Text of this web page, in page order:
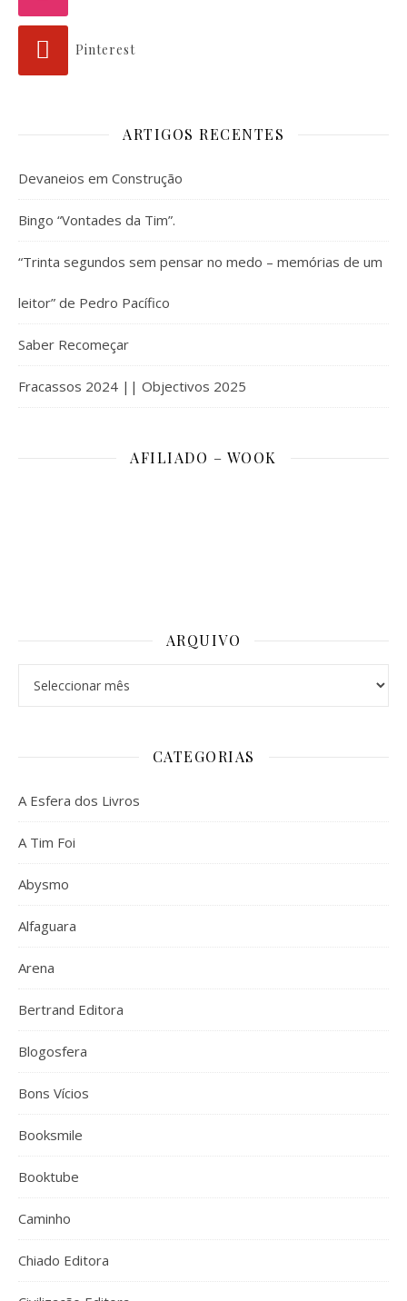
Pinterest
ARTIGOS RECENTES
Devaneios em Construção
Bingo “Vontades da Tim”.
“Trinta segundos sem pensar no medo – memórias de um
leitor” de Pedro Pacífico
Saber Recomeçar
Fracassos 2024 || Objectivos 2025
AFILIADO – WOOK
ARQUIVO
CATEGORIAS
A Esfera dos Livros
A Tim Foi
Abysmo
Alfaguara
Arena
Bertrand Editora
Blogosfera
Bons Vícios
Booksmile
Booktube
Caminho
Chiado Editora